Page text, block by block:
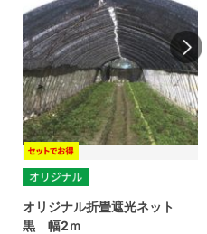
オリジナル折畳遮光ネット
黒 幅2ｍ